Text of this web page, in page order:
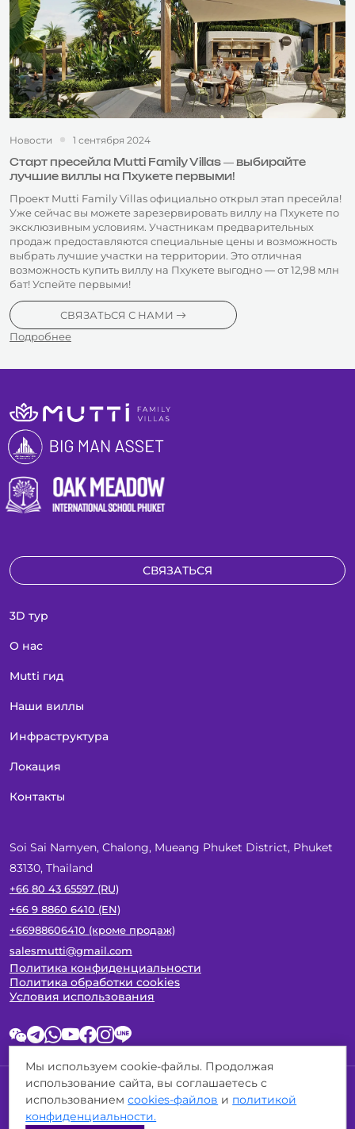
Новости 1 сентября 2024
Старт пресейла Mutti Family Villas — выбирайте
лучшие виллы на Пхукете первыми!
Проект Mutti Family Villas официально открыл этап пресейла!
Уже сейчас вы можете зарезервировать виллу на Пхукете по
эксклюзивным условиям. Участникам предварительных
продаж предоставляются специальные цены и возможность
выбрать лучшие участки на территории. Это отличная
возможность купить виллу на Пхукете выгодно — от 12,98 млн
бат! Успейте первыми!
СВЯЗАТЬСЯ С НАМИ
Подробнее
СВЯЗАТЬСЯ
3D тур
О нас
Mutti гид
Наши виллы
Инфраструктура
Локация
Контакты
Soi Sai Namyen, Chalong, Mueang Phuket District, Phuket
83130, Thailand
+66 80 43 65597 (RU)
+66 9 8860 6410 (EN)
+66988606410 (кроме продаж)
salesmutti@gmail.com
Политика конфиденциальности
Политика обработки cookies
Условия использования
© 2026 Phuket MUTTI Family Villas
Все права защищены. Mutti Family Villas является
зарегистрированным товарным знаком.
Мы используем cookie-файлы. Продолжая
использование сайта, вы соглашаетесь с
использованиемcookies-файлов и политикой
конфиденциальности.